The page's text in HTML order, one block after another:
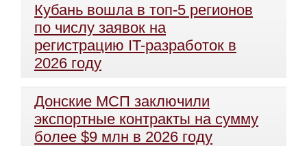
Кубань вошла в топ-5 регионов
по числу заявок на
регистрацию IT-разработок в
2026 году
Донские МСП заключили
экспортные контракты на сумму
более $9 млн в 2026 году